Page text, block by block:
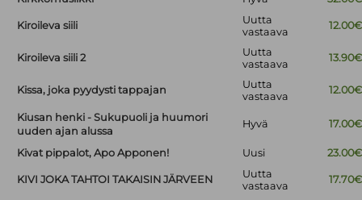
Kiroileva siili
Uutta
vastaava
12.00€
Kiroileva siili 2
Uutta
vastaava
13.90€
Kissa, joka pyydysti tappajan
Uutta
vastaava
12.00€
Kiusan henki - Sukupuoli ja huumori
uuden ajan alussa
Hyvä 17.00€
Kivat pippalot, Apo Apponen! Uusi 23.00€
KIVI JOKA TAHTOI TAKAISIN JÄRVEEN
Uutta
vastaava
17.70€